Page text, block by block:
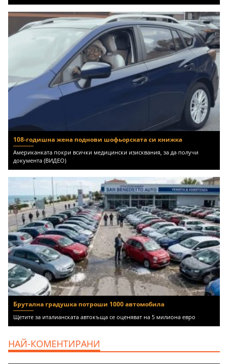
108-годишна жена поднови шофьорската си книжка
Американката покри всички медицински изисквания, за да получи
документа (ВИДЕО)
Брутална градушка потроши 1000 автомобила
Щетите за италианската автокъща се оценяват на 5 милиона евро
НАЙ-КОМЕНТИРАНИ